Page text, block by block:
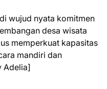
wujud nyata komitmen
desa wisata
memperkuat kapasitas
mandiri dan
Adelia]